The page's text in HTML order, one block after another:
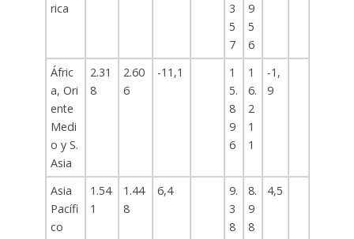
rica
3
5
7
9
5
6
Áfric
a, Ori
ente
Medi
o y S.
Asia
2.31
8
2.60
6
-11,1
1
5.
8
9
6
1
6.
2
1
1
-1,
9
Asia
Pacífi
co
1.54
1
1.44
8
6,4
9.
3
8
8.
9
8
4,5